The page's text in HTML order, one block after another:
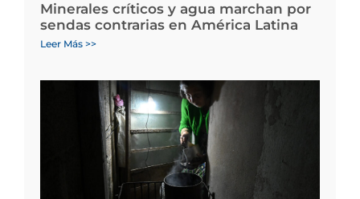
Minerales críticos y agua marchan por
sendas contrarias en América Latina
Leer Más >>